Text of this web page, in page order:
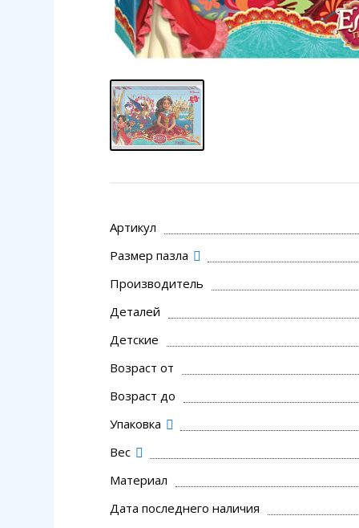
Артикул
Размер пазла
Производитель
Деталей
Детские
Возраст от
Возраст до
Упаковка
Вес
Материал
Дата последнего наличия